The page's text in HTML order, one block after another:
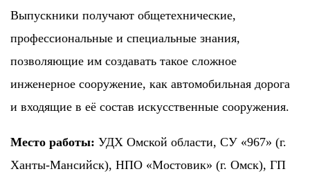
Выпускники получают общетехнические,
профессиональные и специальные знания,
позволяющие им создавать такое сложное
инженерное сооружение, как автомобильная дорога
и входящие в её состав искусственные сооружения.
Место работы: УДХ Омской области, СУ «967» (г.
Ханты-Мансийск), НПО «Мостовик» (г. Омск), ГП